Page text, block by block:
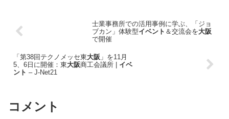
士業事務所での活用事例に学ぶ、「ジョ
ブカン」体験型イベント ＆交流会を大阪
で開催
「第38回テクノメッセ東大阪 」を11月
5、6日に開催：東大阪商工会議所 | イベ
ント – J-Net21
コメント